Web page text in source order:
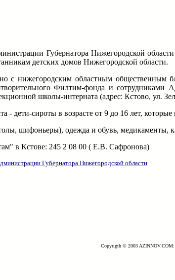
Губернатора Нижегородской
детских домов Нижегородской области.
с нижегородским областным общественным
Филтим-фонда и сотрудниками
школы-интерната (адрес: Кстово, ул.
- дети-сироты в возрасте от 9 до 16 лет,
шифоньеры), одежда и обувь, медикаменты,
в Кстове: 245 2 08 00 ( Е.В. Сафронова)
Губернатора Нижегородской области
Copyrigth © 2003 AZINNOV.COM: